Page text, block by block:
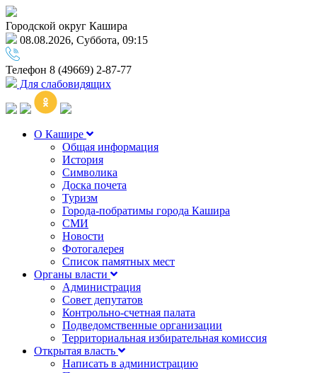
Городской округ Кашира
08.08.2026, Суббота, 09:15
Телефон 8 (49669) 2-87-77
Для слабовидящих
О Кашире
Общая информация
История
Символика
Доска почета
Туризм
Города-побратимы города Кашира
СМИ
Новости
Фотогалерея
Список памятных мест
Органы власти
Администрация
Совет депутатов
Контрольно-счетная палата
Подведомственные организации
Территориальная избирательная комиссия
Открытая власть
Написать в администрацию